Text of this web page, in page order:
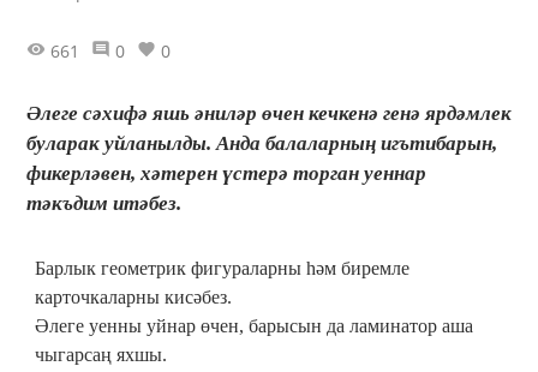
661 0 0
Әлеге сәхифә яшь әниләр өчен кечкенә генә ярдәмлек
буларак уйланылды. Анда балаларның игътибарын,
фикерләвен, хәтерен үстерә торган уеннар
тәкъдим итәбез.
Барлык геометрик фигураларны һәм биремле
карточкаларны кисәбез.
Әлеге уенны уйнар өчен, барысын да ламинатор аша
чыгарсаң яхшы.